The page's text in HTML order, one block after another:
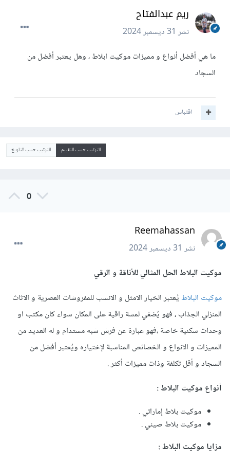
ريم عبدالفتاح
نشر31 ديسمبر 2024
ما هي أفضل أنواع و مميزات موكيت ابلاط ، وهل يعتبر أفضل من
السجاد
اقتباس
الترتيب حسب التقييم الترتيب حسب التاريخ
0
Reemahassan
نشر31 ديسمبر 2024
موكيت البلاط الحل المثالي للأناقة و الرقي
موكيت البلاطيُعتبر الخيار الامثل و الانسب للمفروشات العصرية و الاثاث
المنزلي الجذاب ، فهو يُضفي لمسة راقية على المكان سواء كان مكتب او
وحدات سكنية خاصة ،فهو عبارة عن فرش شبه مستدام و له العديد من
المميزات و الانواع و الخصائص المناسبة لإختياره ويُعتبر أفضل من
السجاد و أقل تكلفة وذات مميزات أكثر .
أنواع موكيت البلاط
موكيت بلاط إماراتي .
موكيت بلاط صيني .
مزايا موكيت البلاط